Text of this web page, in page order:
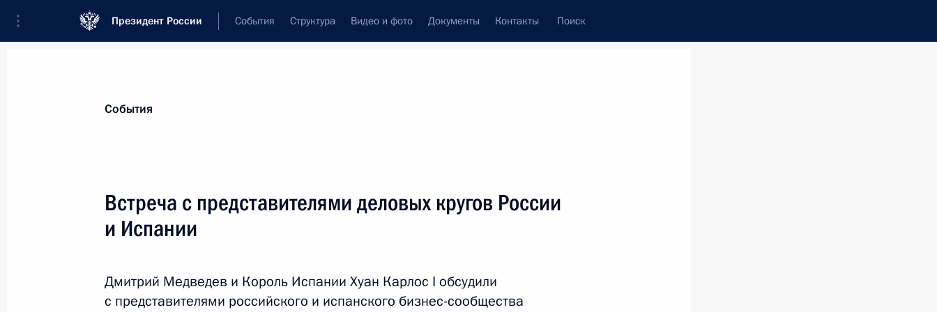
Президент России События Структура Видео и фото Документы Контакты Поиск
События
Встреча с представителями деловых кругов России
и Испании
Дмитрий Медведев и Король Испании Хуан Карлос I обсудили
с представителями российского и испанского бизнес-сообщества